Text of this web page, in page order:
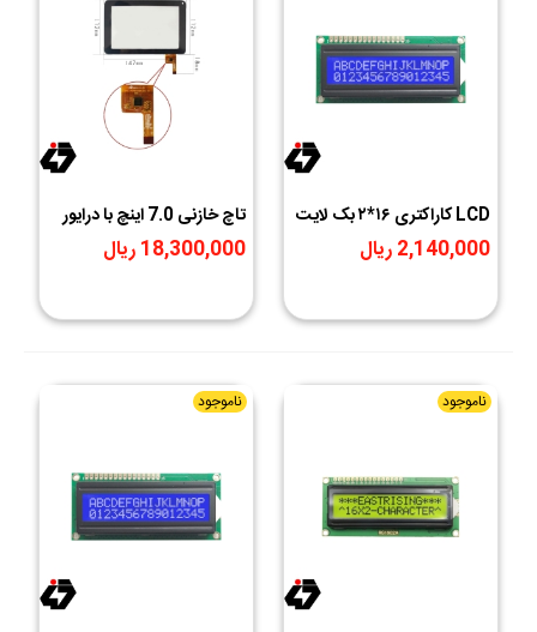
LCD کاراکتری ۱۶*۲ بک لایت
آبی
2,140,000 ریال
تاچ خازنی 7.0 اینچ با درایور
GT811
18,300,000 ریال
ناموجود ناموجود